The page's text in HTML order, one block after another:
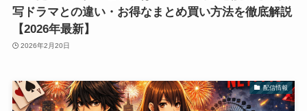
写ドラマとの違い・お得なまとめ買い方法を徹底解説
【2026年最新】
2026年2月20日
配信情報